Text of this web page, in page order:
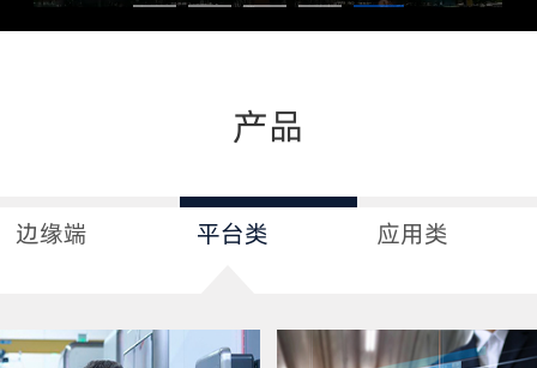
产品
边缘端 平台类 应用类